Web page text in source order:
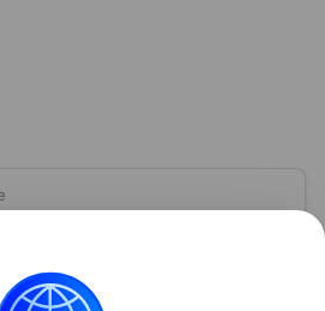
и старейших фининститутов
Познакомимся с